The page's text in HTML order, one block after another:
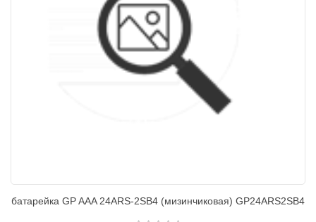
батарейка GP AAA 24ARS-2SB4 (мизинчиковая) GP24ARS2SB4